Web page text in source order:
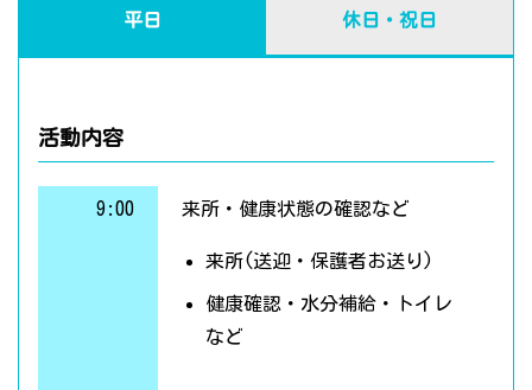
平日 休日・祝日
活動内容
9:00 来所・健康状態の確認など
来所(送迎・保護者お送り)
健康確認・水分補給・トイレ
など